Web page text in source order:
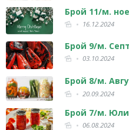
Брой 11/м.
16.12.2024
Брой 9/м.
03.10.2024
Брой 8/м.
20.09.2024
Брой 7/м. Юли
06.08.2024